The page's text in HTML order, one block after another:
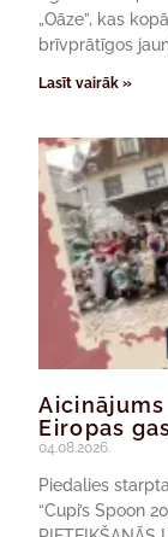
„Oāze”, kas
brīvprātīgos
Lasīt vairāk »
Eiropas
04.08.2026.
Piedalies
“Cupi’s Spoon